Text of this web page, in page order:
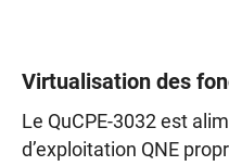
Virtualisation des
Le QuCPE-3032 est
d’exploitation QNE